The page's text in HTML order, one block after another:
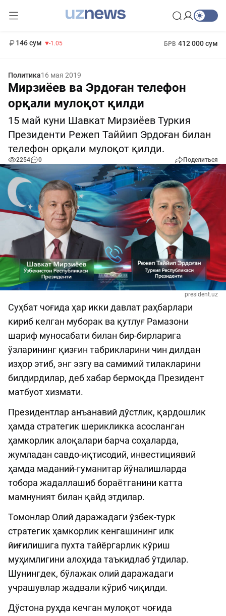
146 сум -1.05 БРВ 412 000 сум
Политика16 мая 2019
Мирзиёев ва Эрдоған телефон
орқали мулоқот қилди
15 май куни Шавкат Мирзиёев Туркия
Президенти Режеп Таййип Эрдоған билан
телефон орқали мулоқот қилди.
2254 0 Поделиться
president.uz
Суҳбат чоғида ҳар икки давлат раҳбарлари
кириб келган муборак ва қутлуғ Рамазони
шариф муносабати билан бир-бирларига
ўзларининг қизғин табрикларини чин дилдан
изҳор этиб, энг эзгу ва самимий тилакларини
билдирдилар, деб хабар бермоқда Президент
матбуот хизмати.
Президентлар анъанавий дўстлик, қардошлик
ҳамда стратегик шерикликка асосланган
ҳамкорлик алоқалари барча соҳаларда,
жумладан савдо-иқтисодий, инвестициявий
ҳамда маданий-гуманитар йўналишларда
тобора жадаллашиб бораётганини катта
мамнуният билан қайд этдилар.
Томонлар Олий даражадаги ўзбек-турк
стратегик ҳамкорлик кенгашининг илк
йиғилишига пухта тайёргарлик кўриш
муҳимлигини алоҳида таъкидлаб ўтдилар.
Шунингдек, бўлажак олий даражадаги
учрашувлар жадвали кўриб чиқилди.
Дўстона руҳда кечган мулоқот чоғида